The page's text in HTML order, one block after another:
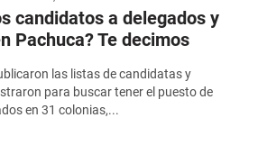
candidatos a delegados y
Pachuca? Te decimos
las listas de candidatas y
para buscar tener el puesto de
en 31 colonias,...